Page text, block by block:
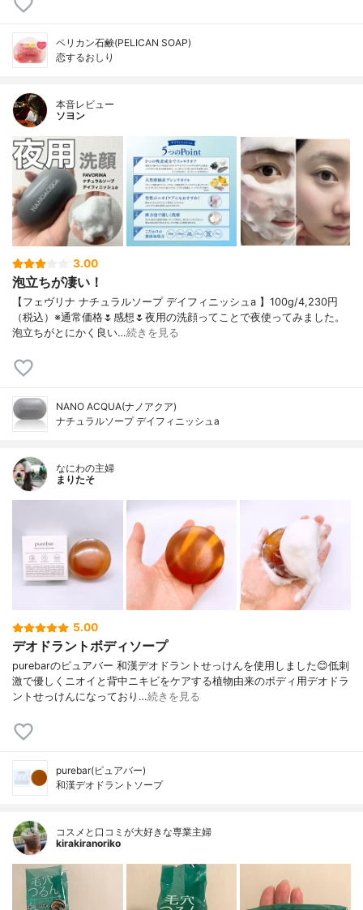
ペリカン石鹸(PELICAN SOAP)
恋するおしり
本音レビュー
ソヨン
3.00
泡立ちが凄い！
【フェヴリナ ナチュラルソープ デイフィニッシュa 】100g/4,230円
（税込）※通常価格🌷感想🌷夜用の洗顔ってことで夜使ってみました。
泡立ちがとにかく良い…続きを見る
NANO ACQUA(ナノアクア)
ナチュラルソープ デイフィニッシュa
なにわの主婦
まりたそ
5.00
デオドラントボディソープ
purebarのピュアバー 和漢デオドラントせっけんを使用しました😊低刺
激で優しくニオイと背中ニキビをケアする植物由来のボディ用デオドラ
ントせっけんになっており…続きを見る
purebar(ピュアバー)
和漢デオドラントソープ
コスメと口コミが大好きな専業主婦
kirakiranoriko